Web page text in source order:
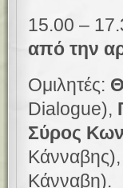
15.00 –
από την
Ομιλητές:
Dialogue),
Σύρος
Κάνναβης),
Κάνναβη).